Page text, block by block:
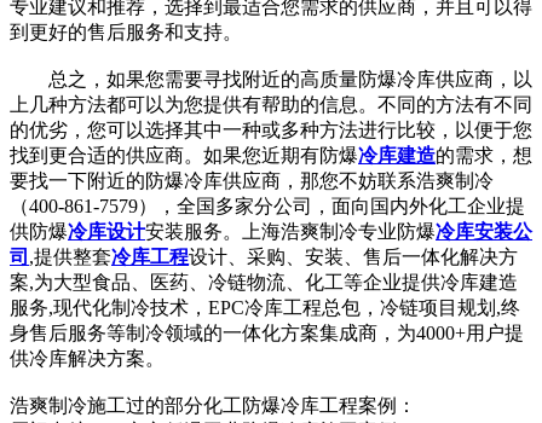
专业建议和推荐，选择到最适合您需求的供应商，并且可以得
到更好的售后服务和支持。
总之，如果您需要寻找附近的高质量防爆冷库供应商，以
上几种方法都可以为您提供有帮助的信息。不同的方法有不同
的优劣，您可以选择其中一种或多种方法进行比较，以便于您
找到更合适的供应商。如果您近期有防爆冷库建造的需求，想
要找一下附近的防爆冷库供应商，那您不妨联系浩爽制冷
（400-861-7579），全国多家分公司，面向国内外化工企业提
供防爆冷库设计安装服务。上海浩爽制冷专业防爆冷库安装公
司 ,提供整套冷库工程设计、采购、安装、售后一体化解决方
案,为大型食品、医药、冷链物流、化工等企业提供冷库建造
服务,现代化制冷技术，EPC冷库工程总包，冷链项目规划,终
身售后服务等制冷领域的一体化方案集成商，为4000+用户提
供冷库解决方案。
浩爽制冷施工过的部分化工防爆冷库工程案例：